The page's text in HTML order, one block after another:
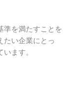
準を満たすことを
たい企業にとっ
ます。